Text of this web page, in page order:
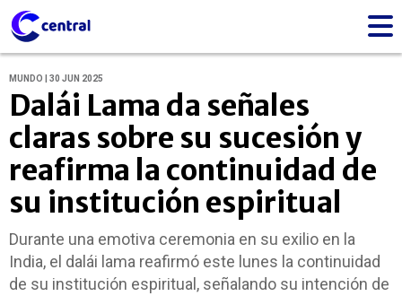
MUNDO | 30 JUN 2025
Dalái Lama da señales
claras sobre su sucesión y
reafirma la continuidad de
su institución espiritual
Durante una emotiva ceremonia en su exilio en la
India, el dalái lama reafirmó este lunes la continuidad
de su institución espiritual, señalando su intención de